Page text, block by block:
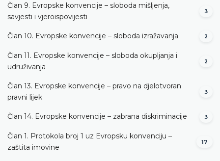
Član 9. Evropske konvencije – sloboda mišljenja,
savjesti i vjeroispovijesti
3
Član 10. Evropske konvencije – sloboda izražavanja 2
Član 11. Evropske konvencije – sloboda okupljanja i
udruživanja
2
Član 13. Evropske konvencije – pravo na djelotvoran
pravni lijek
3
Član 14. Evropske konvencije – zabrana diskriminacije 3
Član 1. Protokola broj 1 uz Evropsku konvenciju –
zaštita imovine
17